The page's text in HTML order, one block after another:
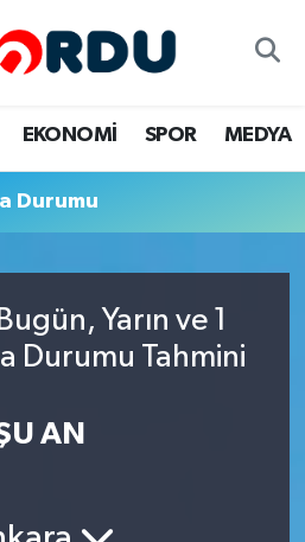
EKONOMİ SPOR MEDYA
Durumu
Yarın ve 1
Durumu Tahmini
AN
ve Fikstür